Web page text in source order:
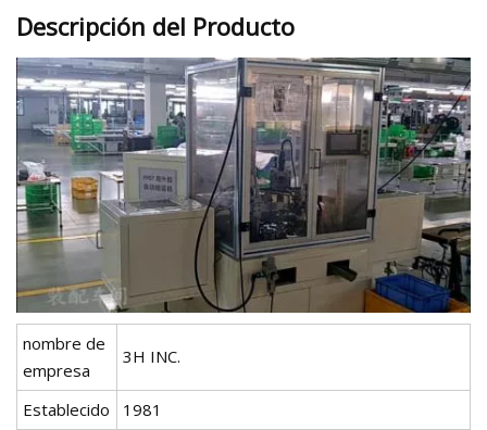
Descripción del Producto
nombre de
empresa
3H INC.
Establecido 1981